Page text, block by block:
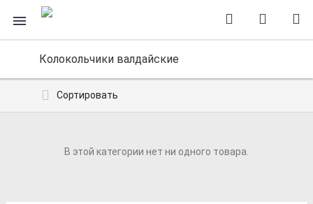
Колокольчики валдайские
Сортировать
В этой категории нет ни одного товара.